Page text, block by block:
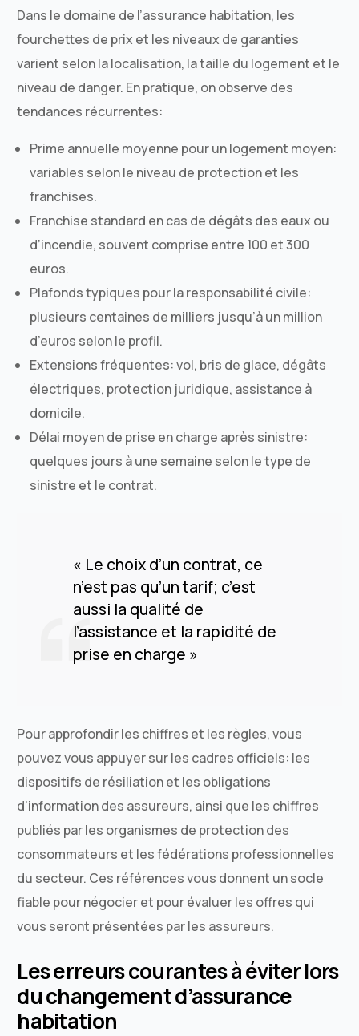
Dans le domaine de l’assurance habitation, les
fourchettes de prix et les niveaux de garanties
varient selon la localisation, la taille du logement et le
niveau de danger. En pratique, on observe des
tendances récurrentes:
Prime annuelle moyenne pour un logement moyen:
variables selon le niveau de protection et les
franchises.
Franchise standard en cas de dégâts des eaux ou
d’incendie, souvent comprise entre 100 et 300
euros.
Plafonds typiques pour la responsabilité civile:
plusieurs centaines de milliers jusqu’à un million
d’euros selon le profil.
Extensions fréquentes: vol, bris de glace, dégâts
électriques, protection juridique, assistance à
domicile.
Délai moyen de prise en charge après sinistre:
quelques jours à une semaine selon le type de
sinistre et le contrat.
« Le choix d’un contrat, ce
n’est pas qu’un tarif; c’est
aussi la qualité de
l’assistance et la rapidité de
prise en charge »
Pour approfondir les chiffres et les règles, vous
pouvez vous appuyer sur les cadres officiels: les
dispositifs de résiliation et les obligations
d’information des assureurs, ainsi que les chiffres
publiés par les organismes de protection des
consommateurs et les fédérations professionnelles
du secteur. Ces références vous donnent un socle
fiable pour négocier et pour évaluer les offres qui
vous seront présentées par les assureurs.
Les erreurs courantes à éviter lors
du changement d’assurance
habitation